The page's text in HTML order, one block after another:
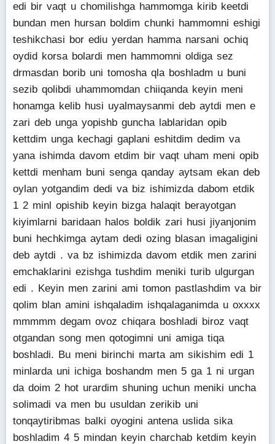
edi bir vaqt u chomilishga hammomga kirib keetdi
bundan men hursan boldim chunki hammomni eshigi
teshikchasi bor ediu yerdan hamma narsani ochiq
oydid korsa bolardi men hammomni oldiga sez
drmasdan borib uni tomosha qla boshladm u buni
sezib qolibdi uhammomdan chiiqanda keyin meni
honamga kelib husi uyalmaysanmi deb aytdi men e
zari deb unga yopishb guncha lablaridan opib
kettdim unga kechagi gaplani eshitdim dedim va
yana ishimda davom etdim bir vaqt uham meni opib
kettdi menham buni senga qanday aytsam ekan deb
oylan yotgandim dedi va biz ishimizda dabom etdik
1 2 minl opishib keyin bizga halaqit berayotgan
kiyimlarni baridaan halos boldik zari husi jiyanjonim
buni hechkimga aytam dedi ozing blasan imagaligini
deb aytdi . va bz ishimizda davom etdik men zarini
emchaklarini ezishga tushdim meniki turib ulgurgan
edi . Keyin men zarini ami tomon pastlashdim va bir
qolim blan amini ishqaladim ishqalaganimda u oxxxx
mmmmm degam ovoz chiqara boshladi biroz vaqt
otgandan song men qotogimni uni amiga tiqa
boshladi. Bu meni birinchi marta am sikishim edi 1
minlarda uni ichiga boshandm men 5 ga 1 ni urgan
da doim 2 hot urardim shuning uchun meniki uncha
solimadi va men bu usuldan zerikib uni
tonqaytiribmas balki oyogini antena uslida sika
boshladim 4 5 mindan keyin charchab ketdim keyin